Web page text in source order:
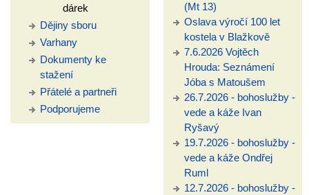
dárek
Dějiny sboru
Varhany
Dokumenty ke
stažení
Přátelé a partneři
Podporujeme
(Mt 13)
Oslava výročí 100 let
kostela v Blažkově
7.6.2026 Vojtěch
Hrouda: Seznámení
Jóba s Matoušem
26.7.2026 - bohoslužby -
vede a káže Ivan
Ryšavý
19.7.2026 - bohoslužby -
vede a káže Ondřej
Ruml
12.7.2026 - bohoslužby -